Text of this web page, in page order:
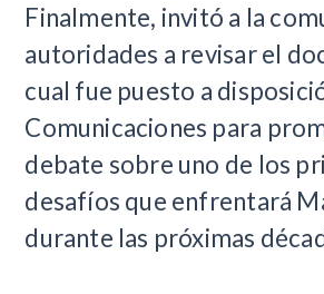
Finalmente, invitó a la
autoridades a revisar el
cual fue puesto a
Comunicaciones para
debate sobre uno de los
desafíos que enfrentará
durante las próximas